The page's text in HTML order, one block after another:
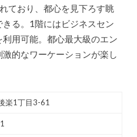
ており、都心を見下ろす眺
る。1階にはビジネスセン
用可能。都心最大級のエン
的なワーケーションが楽し
楽1丁目3-61